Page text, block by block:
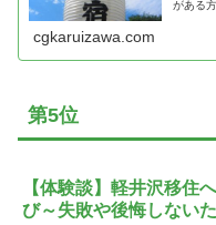
がある
cgkaruizawa.com
第5位
【体験談】軽井沢移
び～失敗や後悔しない